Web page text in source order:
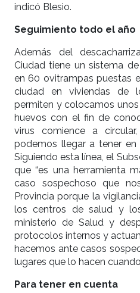
indicó Blesio.
Seguimiento todo el año
Además del
Ciudad tiene un sistema
en 60 ovitrampas puestas
ciudad en viviendas de
permiten y colocamos
huevos con el fin de
virus comience a
podemos llegar a tener en
Siguiendo esta línea, el
que “es una herramienta
caso sospechoso que
Provincia porque la
los centros de salud y
ministerio de Salud y
protocolos internos y
hacemos ante casos
lugares que lo hacen
Para tener en cuenta